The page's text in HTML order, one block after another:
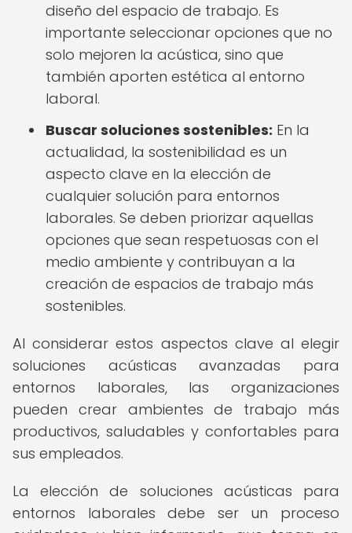
diseño del espacio de trabajo. Es
importante seleccionar opciones que no
solo mejoren la acústica, sino que
también aporten estética al entorno
laboral.
Buscar soluciones sostenibles: En la
actualidad, la sostenibilidad es un
aspecto clave en la elección de
cualquier solución para entornos
laborales. Se deben priorizar aquellas
opciones que sean respetuosas con el
medio ambiente y contribuyan a la
creación de espacios de trabajo más
sostenibles.
Al considerar estos aspectos clave al elegir
soluciones acústicas avanzadas para
entornos laborales, las organizaciones
pueden crear ambientes de trabajo más
productivos, saludables y confortables para
sus empleados.
La elección de soluciones acústicas para
entornos laborales debe ser un proceso